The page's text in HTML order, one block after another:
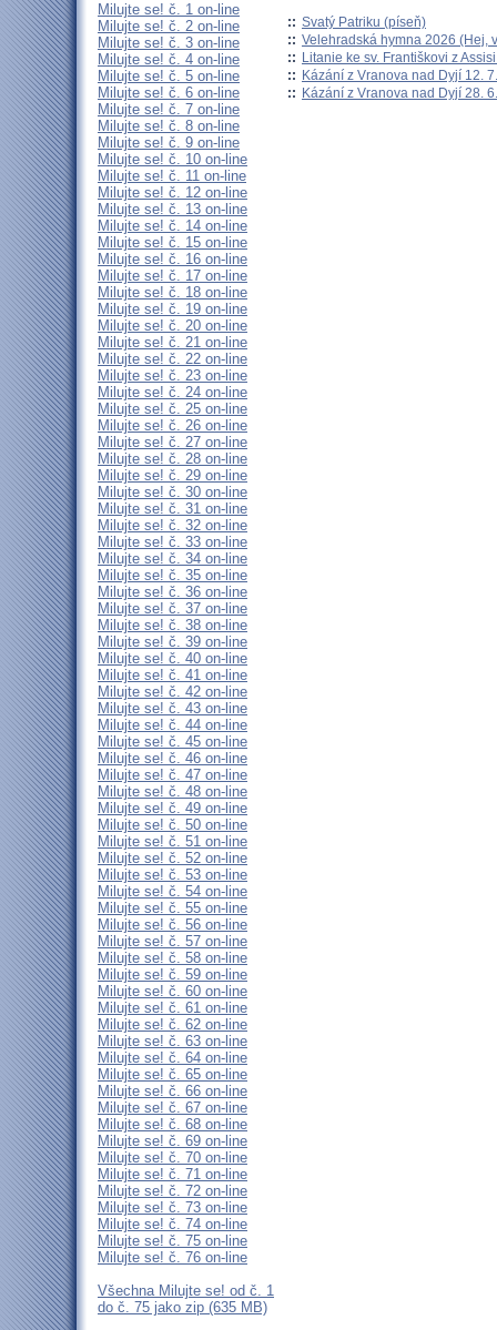
Milujte se! č. 1 on-line
Milujte se! č. 2 on-line
Milujte se! č. 3 on-line
Milujte se! č. 4 on-line
Milujte se! č. 5 on-line
Milujte se! č. 6 on-line
Milujte se! č. 7 on-line
Milujte se! č. 8 on-line
Milujte se! č. 9 on-line
Milujte se! č. 10 on-line
Milujte se! č. 11 on-line
Milujte se! č. 12 on-line
Milujte se! č. 13 on-line
Milujte se! č. 14 on-line
Milujte se! č. 15 on-line
Milujte se! č. 16 on-line
Milujte se! č. 17 on-line
Milujte se! č. 18 on-line
Milujte se! č. 19 on-line
Milujte se! č. 20 on-line
Milujte se! č. 21 on-line
Milujte se! č. 22 on-line
Milujte se! č. 23 on-line
Milujte se! č. 24 on-line
Milujte se! č. 25 on-line
Milujte se! č. 26 on-line
Milujte se! č. 27 on-line
Milujte se! č. 28 on-line
Milujte se! č. 29 on-line
Milujte se! č. 30 on-line
Milujte se! č. 31 on-line
Milujte se! č. 32 on-line
Milujte se! č. 33 on-line
Milujte se! č. 34 on-line
Milujte se! č. 35 on-line
Milujte se! č. 36 on-line
Milujte se! č. 37 on-line
Milujte se! č. 38 on-line
Milujte se! č. 39 on-line
Milujte se! č. 40 on-line
Milujte se! č. 41 on-line
Milujte se! č. 42 on-line
Milujte se! č. 43 on-line
Milujte se! č. 44 on-line
Milujte se! č. 45 on-line
Milujte se! č. 46 on-line
Milujte se! č. 47 on-line
Milujte se! č. 48 on-line
Milujte se! č. 49 on-line
Milujte se! č. 50 on-line
Milujte se! č. 51 on-line
Milujte se! č. 52 on-line
Milujte se! č. 53 on-line
Milujte se! č. 54 on-line
Milujte se! č. 55 on-line
Milujte se! č. 56 on-line
Milujte se! č. 57 on-line
Milujte se! č. 58 on-line
Milujte se! č. 59 on-line
Milujte se! č. 60 on-line
Milujte se! č. 61 on-line
Milujte se! č. 62 on-line
Milujte se! č. 63 on-line
Milujte se! č. 64 on-line
Milujte se! č. 65 on-line
Milujte se! č. 66 on-line
Milujte se! č. 67 on-line
Milujte se! č. 68 on-line
Milujte se! č. 69 on-line
Milujte se! č. 70 on-line
Milujte se! č. 71 on-line
Milujte se! č. 72 on-line
Milujte se! č. 73 on-line
Milujte se! č. 74 on-line
Milujte se! č. 75 on-line
Milujte se! č. 76 on-line
Všechna Milujte se! od č. 1
do č. 75 jako zip (635 MB)
:: Svatý Patriku (píseň)
:: Velehradská hymna 2026 (Hej,
:: Litanie ke sv. Františkovi z
:: Kázání z Vranova nad Dyjí 12.
:: Kázání z Vranova nad Dyjí 28.